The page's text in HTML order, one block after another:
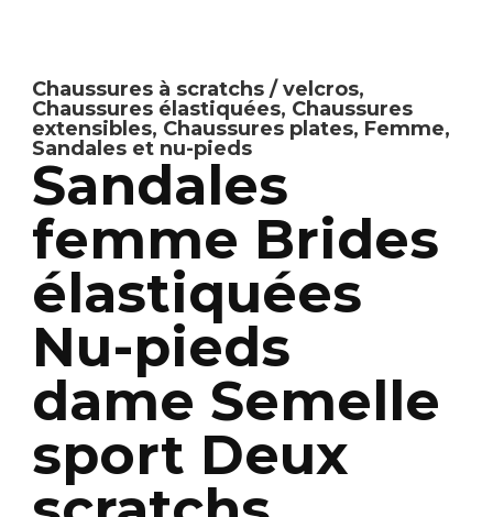
Chaussures à scratchs / velcros,
Chaussures élastiquées, Chaussures
extensibles, Chaussures plates, Femme,
Sandales et nu-pieds
Sandales
femme Brides
élastiquées
Nu-pieds
dame Semelle
sport Deux